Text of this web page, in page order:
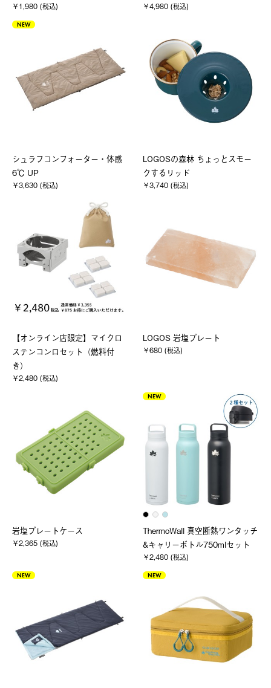
￥1,980 (税込) ￥4,980 (税込)
NEW
シュラフコンフォーター・体感
6℃ UP
￥3,630 (税込)
LOGOSの森林 ちょっとスモー
クするリッド
￥3,740 (税込)
【オンライン店限定】マイクロ
ステンコンロセット（燃料付
き）
￥2,480 (税込)
LOGOS 岩塩プレート
￥680 (税込)
岩塩プレートケース
￥2,365 (税込)
NEW
ThermoWall 真空断熱ワンタッチ
&キャリーボトル750mlセット
￥2,480 (税込)
NEW NEW